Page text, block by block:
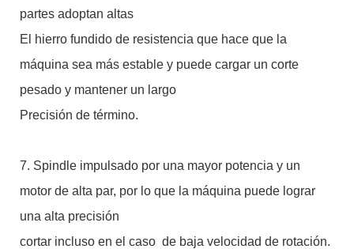
partes adoptan altas
El hierro fundido de resistencia que hace que la
máquina sea más estable y puede cargar un corte
pesado y mantener un largo
Precisión de término.
7. Spindle impulsado por una mayor potencia y un
motor de alta par, por lo que la máquina puede lograr
una alta precisión
cortar incluso en el caso de baja velocidad de rotación.